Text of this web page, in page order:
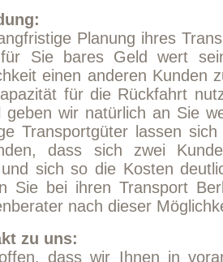
dass wir Ihnen in
Eindruck unseres
konnten. Wir würden uns sehr
Transport Berlin Eisenach in die
Gern beraten Sie unsere
oder nutzen Sie das
um völlig unverbindlich und
Gern rufen wir Sie auch
eine unverbindliche
lesen
von Berlin nach Eisenach